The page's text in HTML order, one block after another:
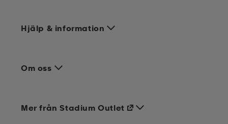
Hjälp & information
Om oss
Mer från Stadium Outlet